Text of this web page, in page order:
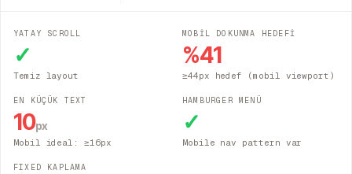
YATAY SCROLL
✓
Temiz layout
MOBİL DOKUNMA HEDEFİ
%41
≥44px hedef (mobil viewport)
EN KÜÇÜK TEXT
10px
Mobil ideal: ≥16px
HAMBURGER MENÜ
✓
Mobile nav pattern var
FIXED KAPLAMA